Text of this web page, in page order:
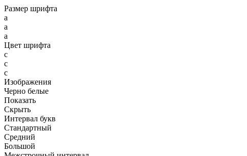
Размер шрифта
a
a
a
Цвет шрифта
c
c
c
Изображения
Черно белые
Показать
Скрыть
Интервал букв
Стандартный
Средний
Большой